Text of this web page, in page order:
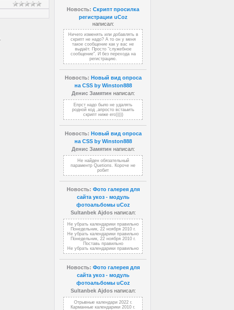
Новость: Скрипт просилка
регистрации uCoz
написал:
Ничего изменять или добавлять в
скрипт не надо? А то он у меня
такое сообщение как у вас не
выдаёт. Просто "служебное
сообщение". И без перехода на
регистрацию.
Новость: Новый вид опроса
на CSS by Winston888
Денис Замятин написал:
Епрст надо было не удалять
родной код ,апросто встаыить
скрипт ниже его)))))
Новость: Новый вид опроса
на CSS by Winston888
Денис Замятин написал:
Не найден обязательный
параментр Quetions. Короче не
робит
Новость: Фото галерея для
сайта укоз - модуль
фотоальбомы uCoz
Sultanbek Ajdosнаписал:
Не убрать календарики правильно
Понедельник, 22 ноября 2010 г.
Не убрать календарики правильно
Понедельник, 22 ноября 2010 г.
Поставь правильно
Не убрать календарики правильно
Новость: Фото галерея для
сайта укоз - модуль
фотоальбомы uCoz
Sultanbek Ajdosнаписал:
Отрывные календари 2022 г.
Карманные календарики 2010 г.